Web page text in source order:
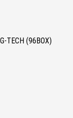
TECH (96BOX)